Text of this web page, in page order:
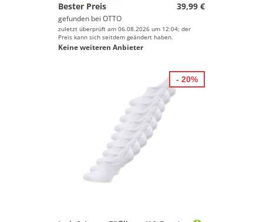
Bester Preis
39,99 €
gefunden bei OTTO
zuletzt überprüft am 06.08.2026 um 12:04; der
Preis kann sich seitdem geändert haben.
Keine weiteren Anbieter
- 20%